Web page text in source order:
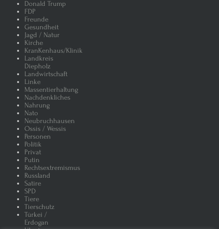
Donald Trump
FDP
Freunde
Gesundheit
Jagd / Natur
Kirche
KranKenhaus/Klinik
Landkreis
Diepholz
Landwirtschaft
Linke
Massentierhaltung
Nachdenkliches
Nahrung
Nato
Neubruchhausen
Ossis / Wessis
Personen
Politik
Privat
Putin
Rechtsextremismus
Russland
Satire
SPD
Tiere
Tierschutz
Türkei /
Erdogan